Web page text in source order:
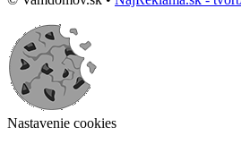
Nastavenie cookies